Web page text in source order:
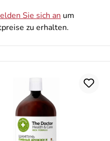
Sie sich an um
zu erhalten.